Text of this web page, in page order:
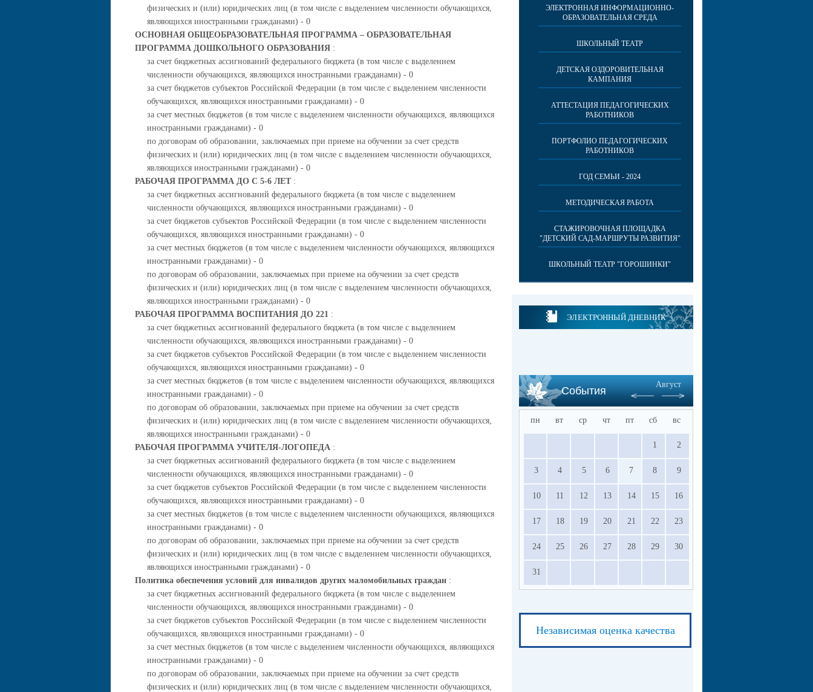
физических и (или) юридических лиц (в том числе с выделением численности обучающихся,
являющихся иностранными гражданами) - 0
ОСНОВНАЯ ОБЩЕОБРАЗОВАТЕЛЬНАЯ ПРОГРАММА – ОБРАЗОВАТЕЛЬНАЯ
ПРОГРАММА ДОШКОЛЬНОГО ОБРАЗОВАНИЯ :
за счет бюджетных ассигнований федерального бюджета (в том числе с выделением
численности обучающихся, являющихся иностранными гражданами) - 0
за счет бюджетов субъектов Российской Федерации (в том числе с выделением численности
обучающихся, являющихся иностранными гражданами) - 0
за счет местных бюджетов (в том числе с выделением численности обучающихся, являющихся
иностранными гражданами) - 0
по договорам об образовании, заключаемых при приеме на обучении за счет средств
физических и (или) юридических лиц (в том числе с выделением численности обучающихся,
являющихся иностранными гражданами) - 0
РАБОЧАЯ ПРОГРАММА ДО С 5-6 ЛЕТ :
за счет бюджетных ассигнований федерального бюджета (в том числе с выделением
численности обучающихся, являющихся иностранными гражданами) - 0
за счет бюджетов субъектов Российской Федерации (в том числе с выделением численности
обучающихся, являющихся иностранными гражданами) - 0
за счет местных бюджетов (в том числе с выделением численности обучающихся, являющихся
иностранными гражданами) - 0
по договорам об образовании, заключаемых при приеме на обучении за счет средств
физических и (или) юридических лиц (в том числе с выделением численности обучающихся,
являющихся иностранными гражданами) - 0
РАБОЧАЯ ПРОГРАММА ВОСПИТАНИЯ ДО 221 :
за счет бюджетных ассигнований федерального бюджета (в том числе с выделением
численности обучающихся, являющихся иностранными гражданами) - 0
за счет бюджетов субъектов Российской Федерации (в том числе с выделением численности
обучающихся, являющихся иностранными гражданами) - 0
за счет местных бюджетов (в том числе с выделением численности обучающихся, являющихся
иностранными гражданами) - 0
по договорам об образовании, заключаемых при приеме на обучении за счет средств
физических и (или) юридических лиц (в том числе с выделением численности обучающихся,
являющихся иностранными гражданами) - 0
РАБОЧАЯ ПРОГРАММА УЧИТЕЛЯ-ЛОГОПЕДА :
за счет бюджетных ассигнований федерального бюджета (в том числе с выделением
численности обучающихся, являющихся иностранными гражданами) - 0
за счет бюджетов субъектов Российской Федерации (в том числе с выделением численности
обучающихся, являющихся иностранными гражданами) - 0
за счет местных бюджетов (в том числе с выделением численности обучающихся, являющихся
иностранными гражданами) - 0
по договорам об образовании, заключаемых при приеме на обучении за счет средств
физических и (или) юридических лиц (в том числе с выделением численности обучающихся,
являющихся иностранными гражданами) - 0
Политика обеспечения условий для инвалидов других маломобильных граждан :
за счет бюджетных ассигнований федерального бюджета (в том числе с выделением
численности обучающихся, являющихся иностранными гражданами) - 0
за счет бюджетов субъектов Российской Федерации (в том числе с выделением численности
обучающихся, являющихся иностранными гражданами) - 0
за счет местных бюджетов (в том числе с выделением численности обучающихся, являющихся
иностранными гражданами) - 0
по договорам об образовании, заключаемых при приеме на обучении за счет средств
физических и (или) юридических лиц (в том числе с выделением численности обучающихся,
ЭЛЕКТРОННАЯ ИНФОРМАЦИОННО-
ОБРАЗОВАТЕЛЬНАЯ СРЕДА
ШКОЛЬНЫЙ ТЕАТР
ДЕТСКАЯ ОЗДОРОВИТЕЛЬНАЯ
КАМПАНИЯ
АТТЕСТАЦИЯ ПЕДАГОГИЧЕСКИХ
РАБОТНИКОВ
ПОРТФОЛИО ПЕДАГОГИЧЕСКИХ
РАБОТНИКОВ
ГОД СЕМЬИ - 2024
МЕТОДИЧЕСКАЯ РАБОТА
СТАЖИРОВОЧНАЯ ПЛОЩАДКА
"ДЕТСКИЙ САД-МАРШРУТЫ РАЗВИТИЯ"
ШКОЛЬНЫЙ ТЕАТР "ГОРОШИНКИ"
ЭЛЕКТРОННЫЙ ДНЕВНИК
События
Август
пн вт ср чт пт сб вс
1 2
3 4 5 6 7 8 9
10 11 12 13 14 15 16
17 18 19 20 21 22 23
24 25 26 27 28 29 30
31
Независимая оценка качества